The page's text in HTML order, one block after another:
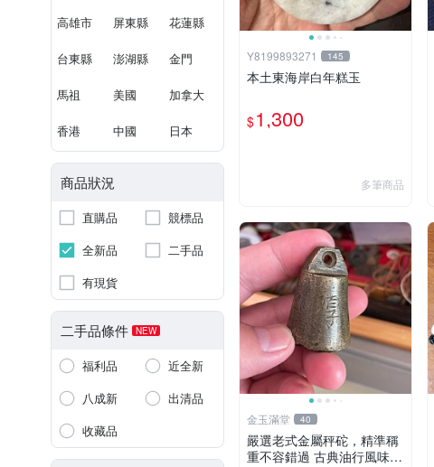
高雄市 屏東縣 花蓮縣
台東縣 澎湖縣 金門
馬祖 美國 加拿大
香港 中國 日本
商品狀況
直購品
競標品
全新品
二手品
有現貨
二手品條件 NEW
福利品
近全新
八成新
出清品
收藏品
Y8199893271 145
本土東海岸白年糕玉
$1,300
多筆商品
金玉滿堂 40
嚴選老式金屬秤砣，精準稱
重不容錯過 古典油行風味